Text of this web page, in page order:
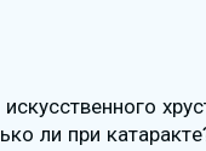
ли при